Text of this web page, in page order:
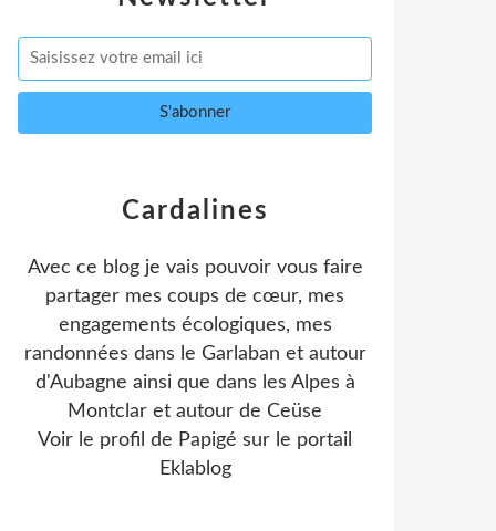
Cardalines
Avec ce blog je vais pouvoir vous faire
partager mes coups de cœur, mes
engagements écologiques, mes
randonnées dans le Garlaban et autour
d'Aubagne ainsi que dans les Alpes à
Montclar et autour de Ceüse
Voir le profil de Papigé sur le portail
Eklablog